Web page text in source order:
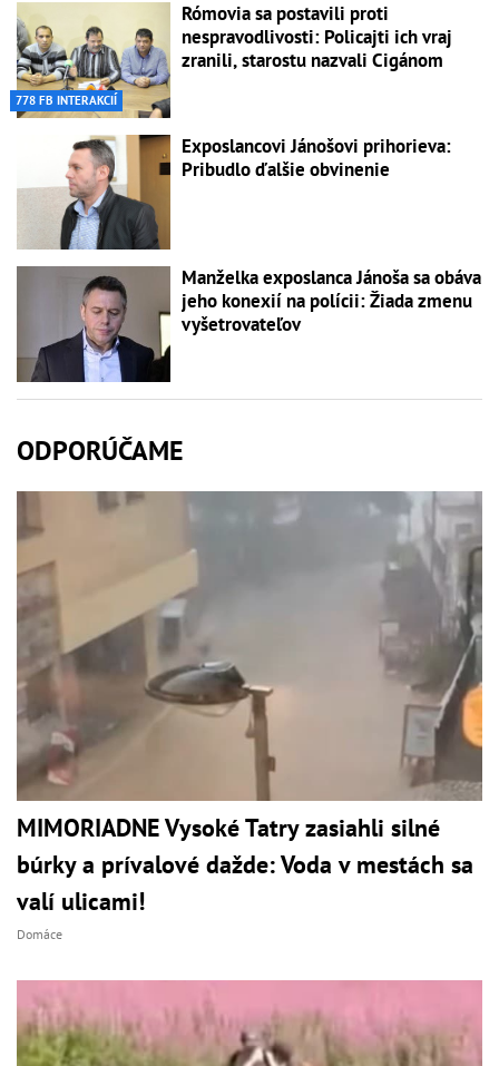
778 FB INTERAKCIÍ
Rómovia sa postavili proti
nespravodlivosti: Policajti ich vraj
zranili, starostu nazvali Cigánom
Exposlancovi Jánošovi prihorieva:
Pribudlo ďalšie obvinenie
Manželka exposlanca Jánoša sa obáva
jeho konexií na polícii: Žiada zmenu
vyšetrovateľov
ODPORÚČAME
MIMORIADNE Vysoké Tatry zasiahli silné
búrky a prívalové dažde: Voda v mestách sa
valí ulicami!
Domáce